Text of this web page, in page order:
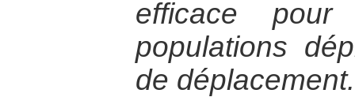
efficace
populations
de déplacement.